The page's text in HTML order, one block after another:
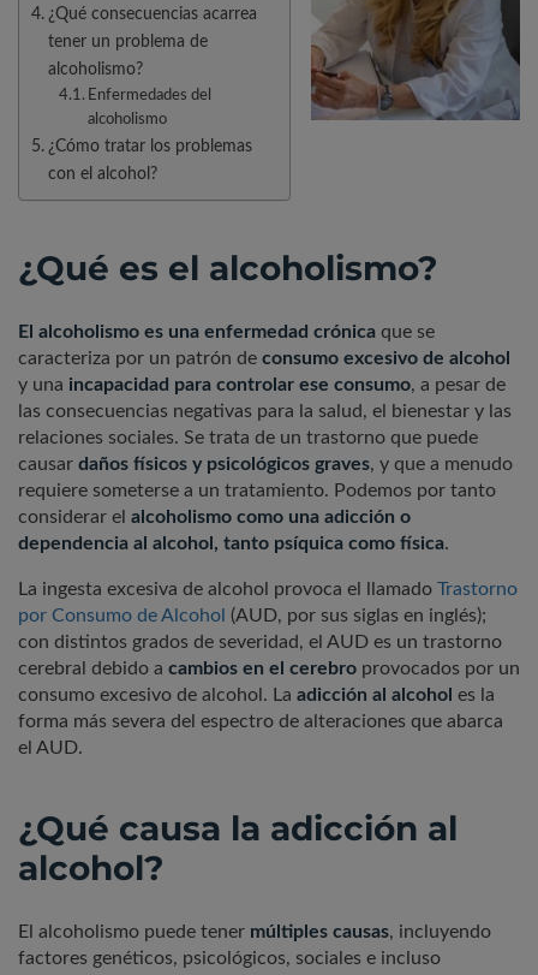
¿Qué consecuencias acarrea
tener un problema de
alcoholismo?
Enfermedades del
alcoholismo
¿Cómo tratar los problemas
con el alcohol?
¿Qué es el alcoholismo?
El alcoholismo es una enfermedad crónica que se
caracteriza por un patrón de consumo excesivo de alcohol
y una incapacidad para controlar ese consumo, a pesar de
las consecuencias negativas para la salud, el bienestar y las
relaciones sociales. Se trata de un trastorno que puede
causar daños físicos y psicológicos graves, y que a menudo
requiere someterse a un tratamiento. Podemos por tanto
considerar el alcoholismo como una adicción o
dependencia al alcohol, tanto psíquica como física.
La ingesta excesiva de alcohol provoca el llamado Trastorno
por Consumo de Alcohol (AUD, por sus siglas en inglés);
con distintos grados de severidad, el AUD es un trastorno
cerebral debido a cambios en el cerebro provocados por un
consumo excesivo de alcohol. La adicción al alcohol es la
forma más severa del espectro de alteraciones que abarca
el AUD.
¿Qué causa la adicción al
alcohol?
El alcoholismo puede tener múltiples causas, incluyendo
factores genéticos, psicológicos, sociales e incluso